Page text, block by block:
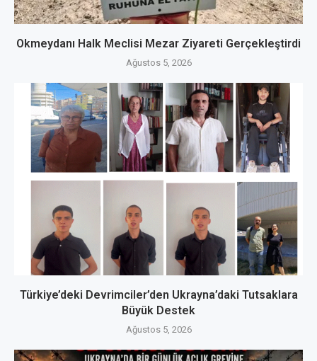
Okmeydanı Halk Meclisi Mezar Ziyareti Gerçekleştirdi
Ağustos 5, 2026
Türkiye’deki Devrimciler’den Ukrayna’daki Tutsaklara
Büyük Destek
Ağustos 5, 2026